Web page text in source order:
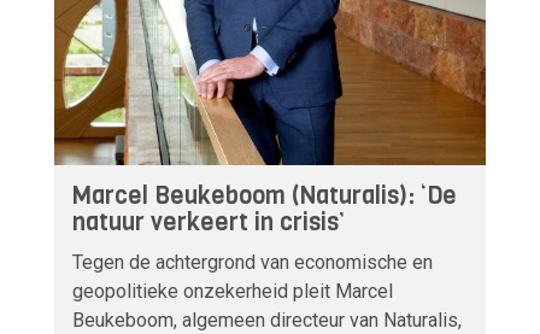
Marcel Beukeboom (Naturalis): ‘De
natuur verkeert in crisis’
Tegen de achtergrond van economische en
geopolitieke onzekerheid pleit Marcel
Beukeboom, algemeen directeur van Naturalis,